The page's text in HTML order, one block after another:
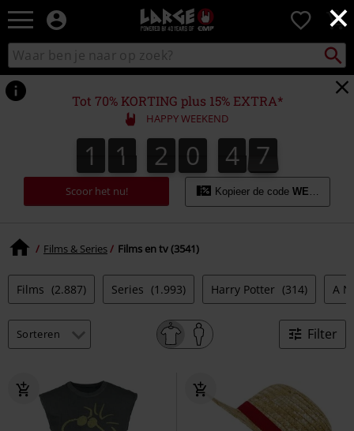
×
Large
–
Muziek-,
en
gaming-
merch
+
alternatieve
kleding
0
Zoek
in
catalogus
zoeken
Tot 70% KORTING plus 15% EXTRA*
HAPPY WEEKEND
1
1 1
1 2
2 0
0 4
4
4
4 5
7
5
Scoor het nu! Kopieer de code WEEKEND
Films & Series Films en tv (3541)
Films (2.887) Series (1.993) Harry Potter (314) A
Filter